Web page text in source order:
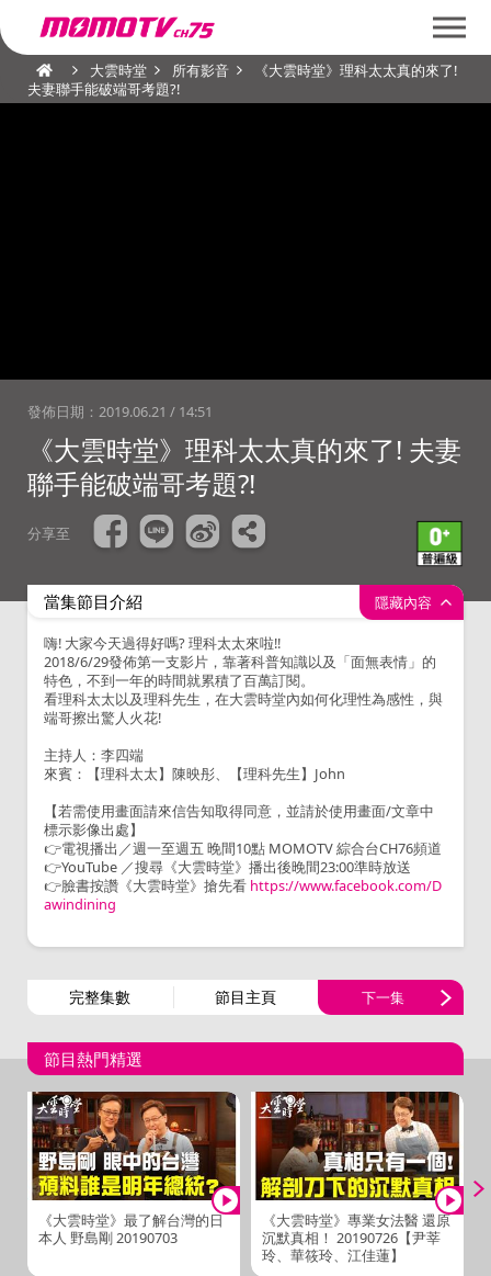
大雲時堂 所有影音
《大雲時堂》理科太太真的來了!
夫妻聯手能破端哥考題?!
發佈日期： 2019.06.21 / 14:51
《大雲時堂》理科太太真的來了! 夫妻
聯手能破端哥考題?!
分享至
當集節目介紹 隱藏內容
嗨! 大家今天過得好嗎? 理科太太來啦!!
2018/6/29發佈第一支影片，靠著科普知識以及「面無表情」的
特色，不到一年的時間就累積了百萬訂閱。
看理科太太以及理科先生，在大雲時堂內如何化理性為感性，與
端哥擦出驚人火花!
主持人：李四端
來賓：【理科太太】陳映彤、【理科先生】John
【若需使用畫面請來信告知取得同意，並請於使用畫面/文章中
標示影像出處】
👉電視播出／週一至週五 晚間10點 MOMOTV 綜合台CH76頻道
👉YouTube ／搜尋《大雲時堂》播出後晚間23:00準時放送
👉臉書按讚《大雲時堂》搶先看 https://www.facebook.com/D
awindining
完整集數 節目主頁 下一集
節目熱門精選
《大雲時堂》最了解台灣的日
本人 野島剛 20190703
《大雲時堂》專業女法醫 還原
沉默真相！ 20190726【尹莘
玲、華筱玲、江佳蓮】